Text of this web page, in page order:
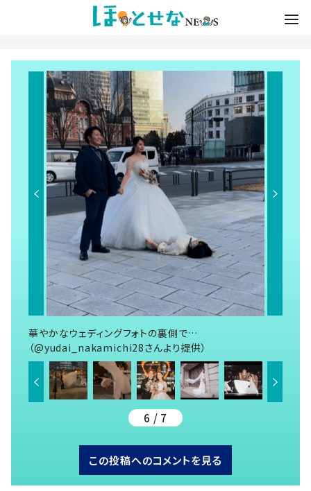
華やかなウェディングフォトの裏側で…
（@yudai_nakamichi28さんより提供）
6 / 7
この投稿へのコメントを見る